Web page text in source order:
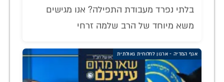
בלתי נפרד מעבודת התפילה? אנו מגישים
משא מיוחד של הרב שלמה זרחי
אגף המדיה - ארגון לחלוחית גאולתית